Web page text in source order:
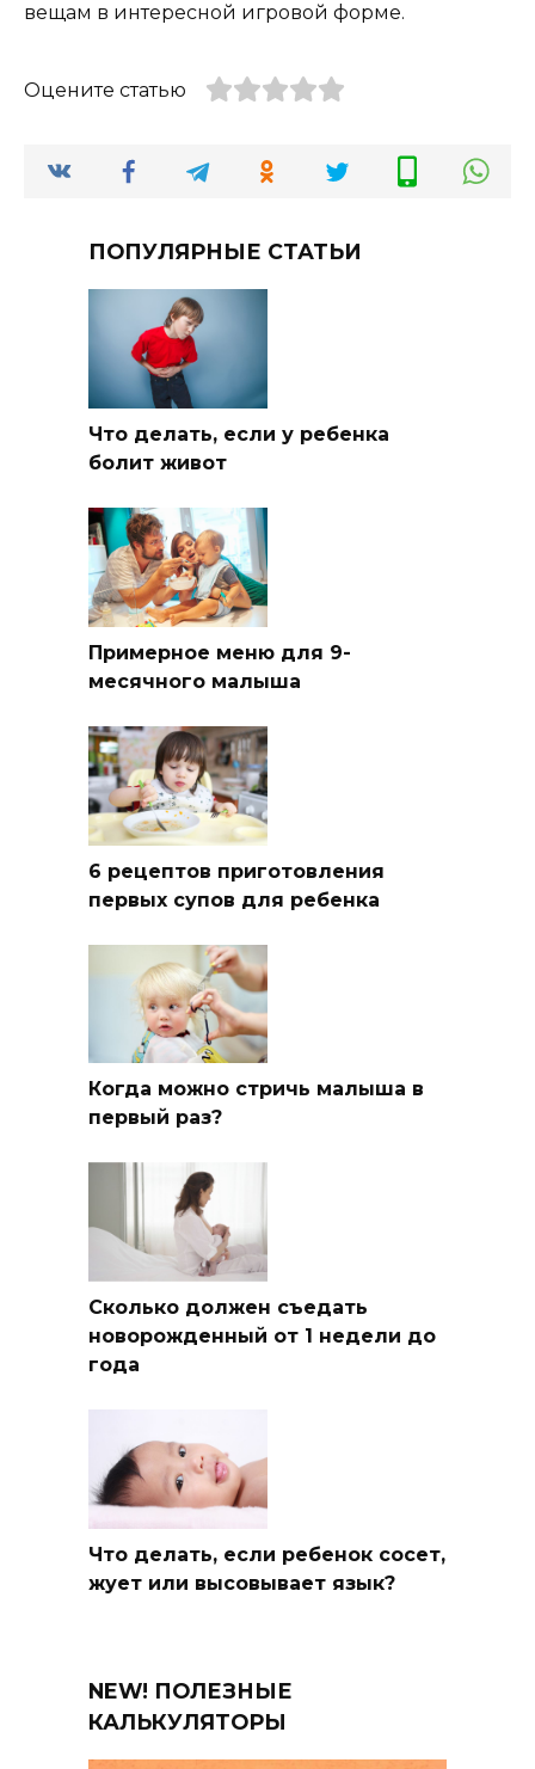
вещам в интересной игровой форме.
Оцените статью
ПОПУЛЯРНЫЕ СТАТЬИ
Что делать, если у ребенка
болит живот
Примерное меню для 9-
месячного малыша
6 рецептов приготовления
первых супов для ребенка
Когда можно стричь малыша в
первый раз?
Сколько должен съедать
новорожденный от 1 недели до
года
Что делать, если ребенок сосет,
жует или высовывает язык?
NEW! ПОЛЕЗНЫЕ
КАЛЬКУЛЯТОРЫ